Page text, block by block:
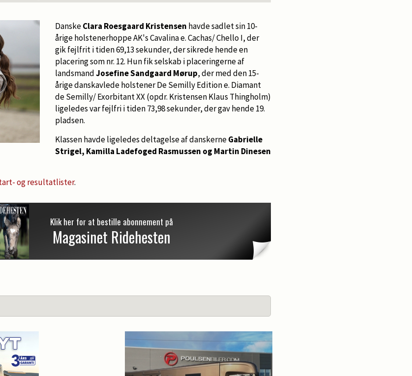
DanskeClara Roesgaard Kristensen havde sadlet sin 10-
årige holstenerhoppe AK's Cavalina e. Cachas/ Chello I, der
gik fejlfrit i tiden 69,13 sekunder, der sikrede hende en
placering som nr. 12. Hun fik selskab i placeringerne af
landsmandJosefine Sandgaard Mørup, der med den 15-
årige danskavlede holstener De Semilly Edition e. Diamant
de Semilly/ Exorbitant XX (opdr. Kristensen Klaus Thingholm)
ligeledes var fejlfri i tiden 73,98 sekunder, der gav hende 19.
pladsen.
Klassen havde ligeledes deltagelse af danskerneGabrielle
Strigel, Kamilla Ladefoged Rasmussen og Martin Dinesen
og resultatlister.
Klik her for at bestille abonnement på
Magasinet Ridehesten